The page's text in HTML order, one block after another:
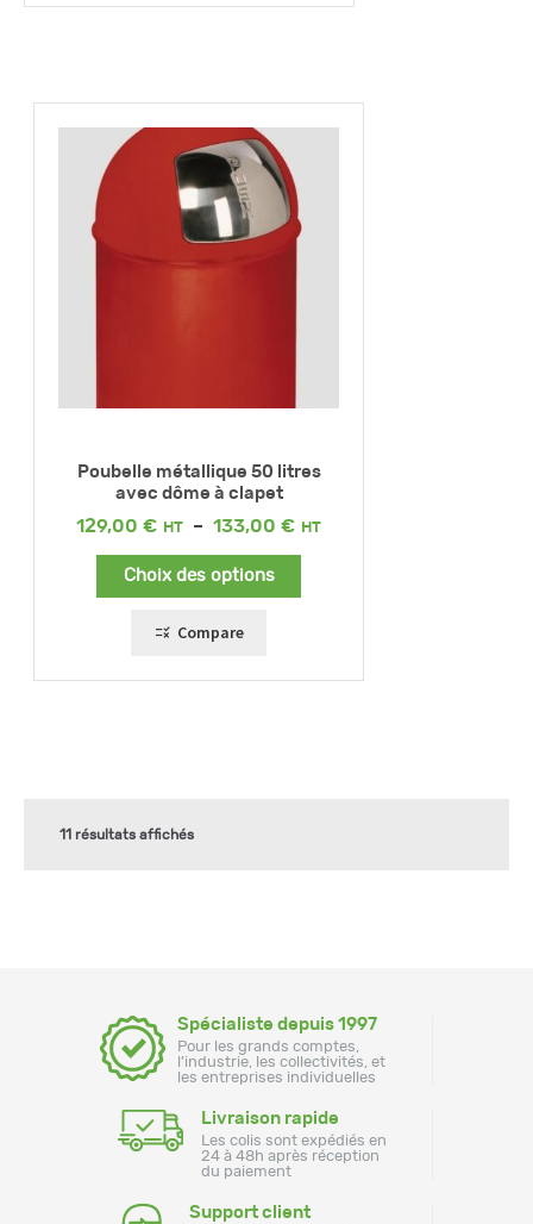
Poubelle métallique 50 litres
avec dôme à clapet
129,00 € – 133,00 €
Plage
Choix des options
Compare
11 résultats affichés
Spécialiste depuis 1997
Pour les grands comptes,
l'industrie, les collectivités, et
les entreprises individuelles
Livraison rapide
Les colis sont expédiés en
24 à 48h après réception
du paiement
Support client